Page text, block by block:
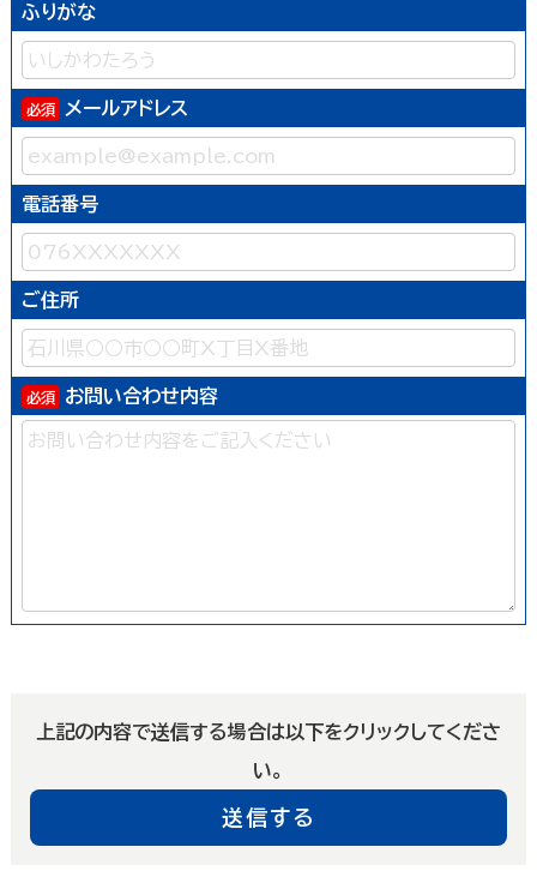
ふりがな
メールアドレス
電話番号
ご住所
お問い合わせ内容
上記の内容で送信する場合は以下をクリックしてくださ
い。
送信する